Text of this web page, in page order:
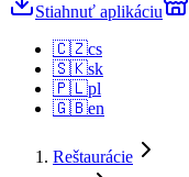
Stiahnuť aplikáciu
🇨🇿cs
🇸🇰sk
🇵🇱pl
🇬🇧en
Reštaurácie